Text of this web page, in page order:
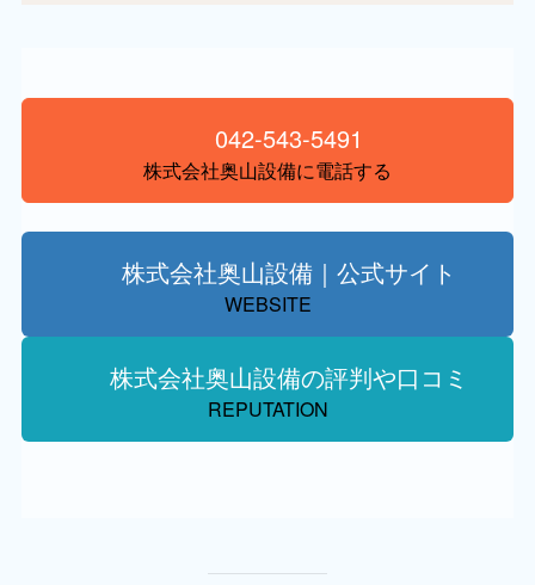
042-543-5491
株式会社奥山設備に電話する
株式会社奥山設備｜公式サイト
WEBSITE
株式会社奥山設備の評判や口コミ
REPUTATION